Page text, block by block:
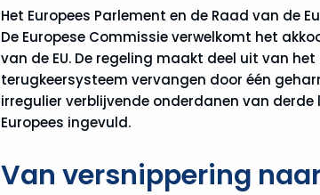
Het Europees Parlement en de Raad van de
De Europese Commissie verwelkomt het
van de EU. De regeling maakt deel uit van
terugkeersysteem vervangen door één
irregulier verblijvende onderdanen van
Europees ingevuld.
Van versnippering